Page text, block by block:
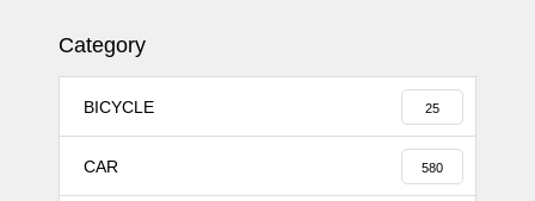
Category
BICYCLE 25
CAR 580